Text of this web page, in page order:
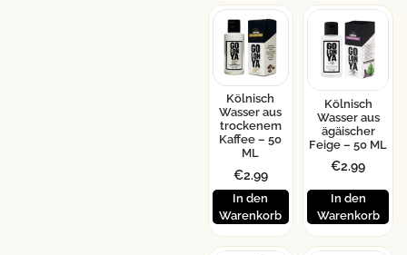
Kölnisch
Wasser aus
trockenem
Kaffee – 50
ML
€2.99
In den
Warenkorb
Kölnisch
Wasser aus
ägäischer
Feige – 50 ML
€2.99
In den
Warenkorb